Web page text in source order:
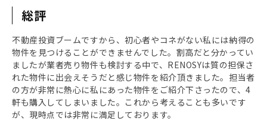
総評
不動産投資ブームですから、初心者やコネがない私には納得の
物件を見つけることができませんでした。割高だと分かってい
ましたが業者売り物件も検討する中で、RENOSYは質の担保さ
れた物件に出会えそうだと感じ物件を紹介頂きました。担当者
の方が非常に熱心に私にあった物件をご紹介下さったので、4
軒も購入してしまいました。これから考えることも多いです
が、現時点では非常に満足しております。